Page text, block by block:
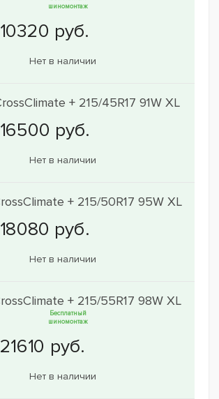
шиномонтаж
Нет в наличии
+ 215/45R17 91W XL
Нет в наличии
+ 215/50R17 95W XL
Нет в наличии
+ 215/55R17 98W XL
Бесплатный
шиномонтаж
Нет в наличии